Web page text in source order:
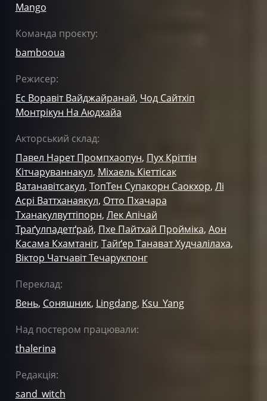
Mango
Команда проєкту:
bambooua
Режисер:
Ес Воравіт Вайджайранай, Чод Сайтхіп
Монтрікун На Аюдхайа
Акторський склад:
Павел Нарет Промпхаопун, Пух Кріттін
Кітчаруваннакул, Міхаель Кіеттісак
Ватанавітсакул, ТопТен Супакорн Саокхор, Лі
Асрі Ваттханаякул, Отто Пхачара
Тханакулвуттіпорн, Лек Апічай
Траґулпадетґрай, Пхе Пайтхай Пройміка, Аон
Касама Кхамтаніт, Тайґер Танават Худчалілаха,
Віктор Чатчавіт Течарукпонг
Переклад:
Вень, Соняшник, Lingdang, Ksu_Yang
Над постером працювали:
thalerina
Редакція:
sand_witch